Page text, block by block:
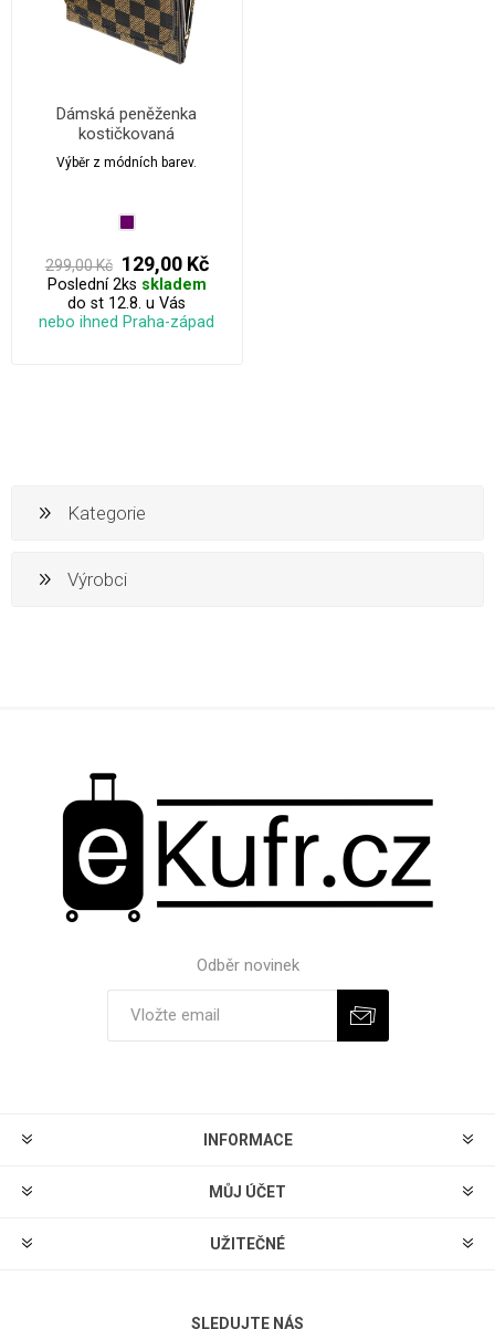
Dámská peněženka
kostičkovaná
Výběr z módních barev.
299,00 Kč 129,00 Kč
Poslední 2ks skladem
do st 12.8. u Vás
nebo ihned Praha-západ
Kategorie
Výrobci
Odběr novinek
INFORMACE
MŮJ ÚČET
UŽITEČNÉ
SLEDUJTE NÁS